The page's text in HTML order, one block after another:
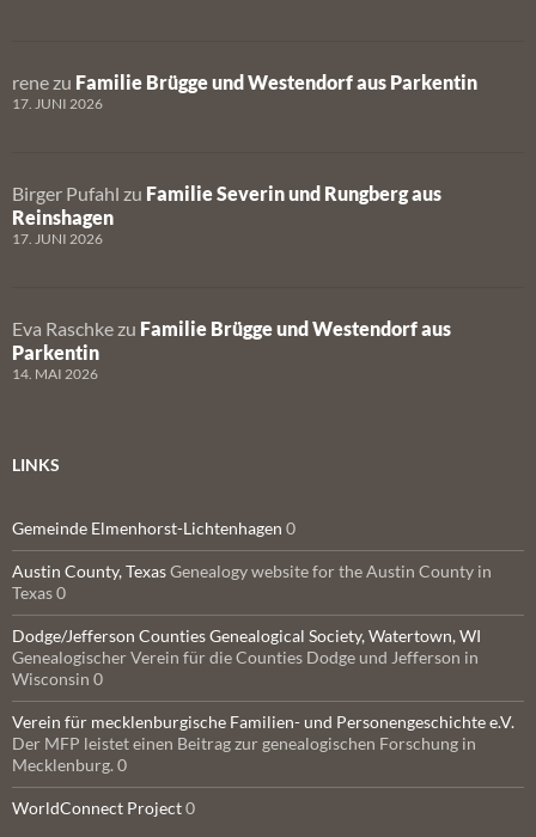
rene zu Familie Brügge und Westendorf aus Parkentin
17. JUNI 2026
Birger Pufahl zu Familie Severin und Rungberg aus
Reinshagen
17. JUNI 2026
Eva Raschke zu Familie Brügge und Westendorf aus
Parkentin
14. MAI 2026
LINKS
Gemeinde Elmenhorst-Lichtenhagen 0
Austin County, TexasGenealogy website for the Austin County in
Texas 0
Dodge/Jefferson Counties Genealogical Society, Watertown, WI
Genealogischer Verein für die Counties Dodge und Jefferson in
Wisconsin 0
Verein für mecklenburgische Familien- und Personengeschichte e.V.
Der MFP leistet einen Beitrag zur genealogischen Forschung in
Mecklenburg. 0
WorldConnect Project0